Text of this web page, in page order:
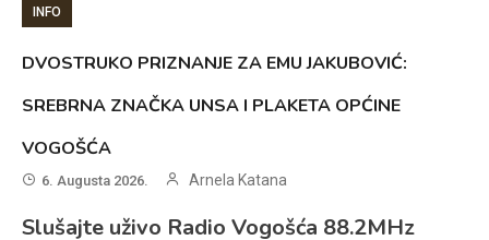
INFO
DVOSTRUKO PRIZNANJE ZA EMU JAKUBOVIĆ:
SREBRNA ZNAČKA UNSA I PLAKETA OPĆINE
VOGOŠĆA
6. Augusta 2026. Arnela Katana
Slušajte uživo Radio Vogošća 88.2MHz